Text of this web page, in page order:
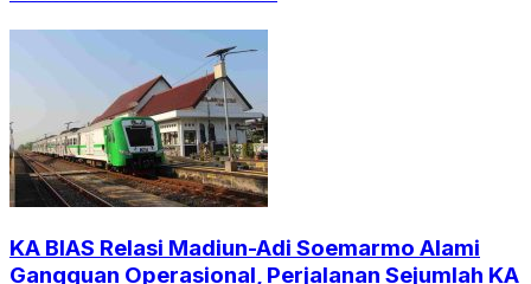
KA BIAS Relasi Madiun-Adi Soemarmo Alami
Gangguan Operasional, Perjalanan Sejumlah KA